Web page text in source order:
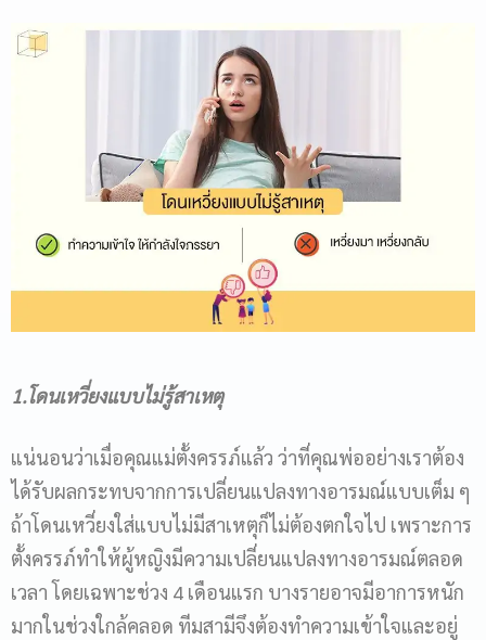
1.โดนเหวี่ยงแบบไม่รู้สาเหตุ
แน่นอนว่าเมื่อคุณแม่ตั้งครรภ์แล้ว ว่าที่คุณพ่ออย่างเราต้อง
ได้รับผลกระทบจากการเปลี่ยนแปลงทางอารมณ์แบบเต็ม ๆ
ถ้าโดนเหวี่ยงใส่แบบไม่มีสาเหตุก็ไม่ต้องตกใจไป เพราะการ
ตั้งครรภ์ทำให้ผู้หญิงมีความเปลี่ยนแปลงทางอารมณ์ตลอด
เวลา โดยเฉพาะช่วง 4 เดือนแรก บางรายอาจมีอาการหนัก
มากในช่วงใกล้คลอด ทีมสามีจึงต้องทำความเข้าใจและอยู่